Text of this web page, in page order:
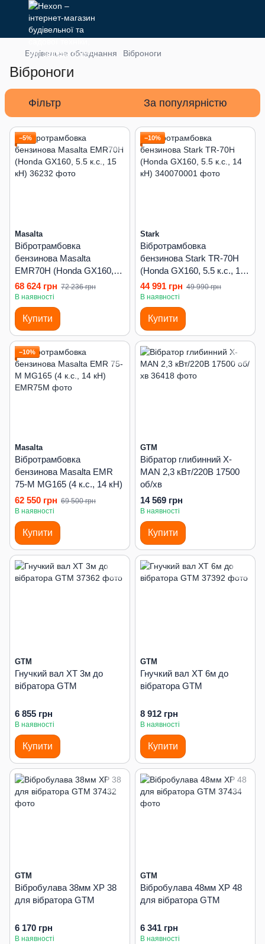
Будівельне обладнання Віброноги
Віброноги
Фільтр За популярністю
−5%
Masalta
Вібротрамбовка
бензинова Masalta
EMR70H (Honda GX160,
5.5 к.с., 15 кН)
68 624 грн 72 236 грн
В наявності
Купити
−10%
Stark
Вібротрамбовка
бензинова Stark TR-70H
(Honda GX160, 5.5 к.с., 14
кН)
44 991 грн 49 990 грн
В наявності
Купити
−10%
Masalta
Вібротрамбовка
бензинова Masalta EMR
75-M MG165 (4 к.с., 14 кН)
62 550 грн 69 500 грн
В наявності
Купити
GTM
Вібратор глибинний X-
MAN 2,3 кВт/220В 17500
об/хв
14 569 грн
В наявності
Купити
GTM
Гнучкий вал XT 3м до
вібратора GTM
6 855 грн
В наявності
Купити
GTM
Гнучкий вал XT 6м до
вібратора GTM
8 912 грн
В наявності
Купити
GTM
Вібробулава 38мм XP 38
для вібратора GTM
6 170 грн
В наявності
GTM
Вібробулава 48мм XP 48
для вібратора GTM
6 341 грн
В наявності